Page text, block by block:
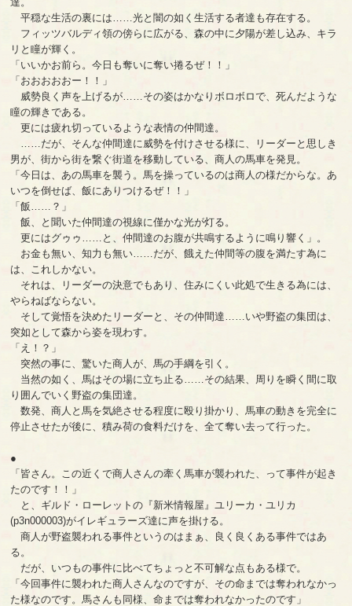
平穏な生活の裏には……光と闇の如く生活する者達も存在する。
フィッツバルディ領の傍らに広がる、森の中に夕陽が差し込み、キラ
リと瞳が輝く。
「いいかお前ら。今日も奪いに奪い捲るぜ！！」
「おおおおおー！！」
威勢良く声を上げるが……その姿はかなりボロボロで、死んだような
瞳の輝きである。
更には疲れ切っているような表情の仲間達。
……だが、そんな仲間達に威勢を付けさせる様に、リーダーと思しき
男が、街から街を繋ぐ街道を移動している、商人の馬車を発見。
「今日は、あの馬車を襲う。馬を操っているのは商人の様だからな。あ
いつを倒せば、飯にありつけるぜ！！」
「飯……？」
飯、と聞いた仲間達の視線に僅かな光が灯る。
更にはグゥゥ……と、仲間達のお腹が共鳴するように鳴り響く」。
お金も無い、知力も無い……だが、餓えた仲間等の腹を満たす為に
は、これしかない。
それは、リーダーの決意でもあり、住みにくい此処で生きる為には、
やらねばならない。
そして覚悟を決めたリーダーと、その仲間達……いや野盗の集団は、
突如として森から姿を現わす。
「え！？」
突然の事に、驚いた商人が、馬の手綱を引く。
当然の如く、馬はその場に立ち止る……その結果、周りを瞬く間に取
り囲んでいく野盗の集団達。
数発、商人と馬を気絶させる程度に殴り掛かり、馬車の動きを完全に
停止させたが後に、積み荷の食料だけを、全て奪い去って行った。
●
「皆さん。この近くで商人さんの牽く馬車が襲われた、って事件が起き
たのです！！」
と、ギルド・ローレットの『新米情報屋』ユリーカ・ユリカ
(p3n000003)がイレギュラーズ達に声を掛ける。
商人が野盗襲われる事件というのはまぁ、良く良くある事件ではあ
る。
だが、いつもの事件に比べてちょっと不可解な点もある様で。
「今回事件に襲われた商人さんなのですが、その命までは奪われなかっ
た様なのです。馬さんも同様、命までは奪われなかったのです」